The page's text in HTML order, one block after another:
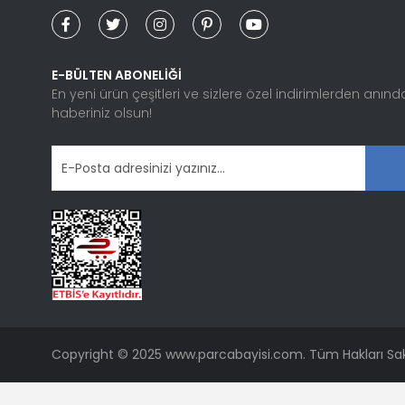
Ürün fiyatı diğer sitelerden daha pahalı.
E-BÜLTEN ABONELİĞİ
En yeni ürün çeşitleri ve sizlere özel indirimlerden
haberiniz olsun!
Copyright © 2025 www.parcabayisi.com. Tüm Hakları